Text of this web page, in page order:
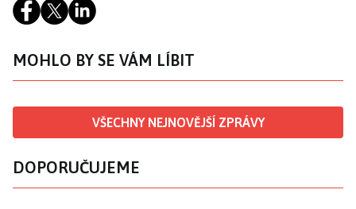
MOHLO BY SE VÁM LÍBIT
VŠECHNY NEJNOVĚJŠÍ ZPRÁVY
DOPORUČUJEME